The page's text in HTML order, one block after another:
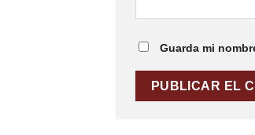
Guarda mi